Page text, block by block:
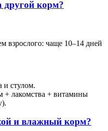
другой корм?
взрослого: чаще 10–14 дней
и стулом.
+ лакомства + витамины
и влажный корм?